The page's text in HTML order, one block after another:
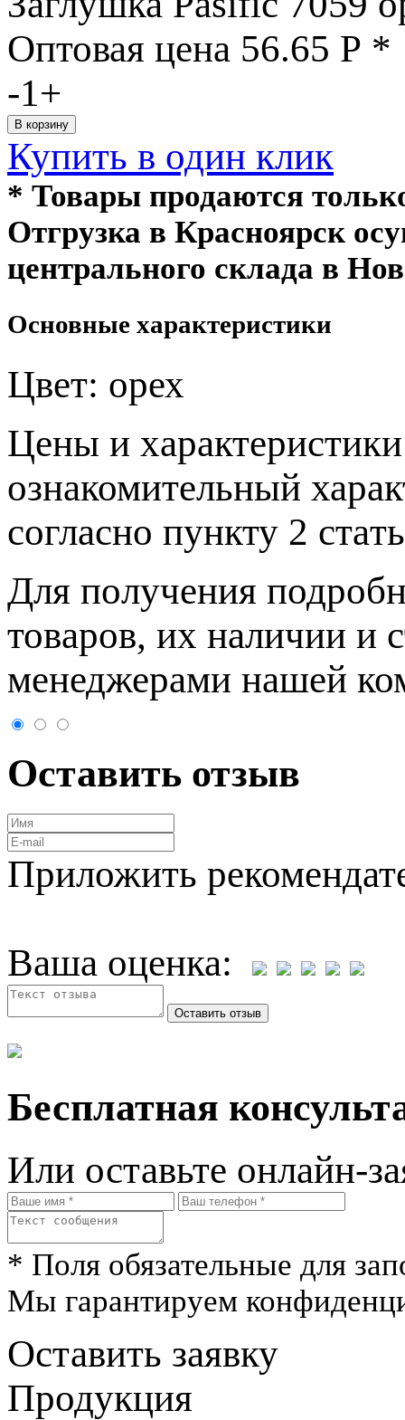
Оптовая цена 56.65 Р *
-1+
Купить в один клик
* Товары продаются
Отгрузка в Красноярск
центрального склада в
Основные характеристики
Цвет: орех
Цeны и
ознакомительный
согласно пункту 2
Для пoлучения
товaров, их нaличии и
менеджерами нашей
Оставить отзыв
Приложить
Ваша оценка:
Бесплатная
Или оставьте онлайн-
* Поля обязательные для
Мы гарантируем
Оставить заявку
Продукция